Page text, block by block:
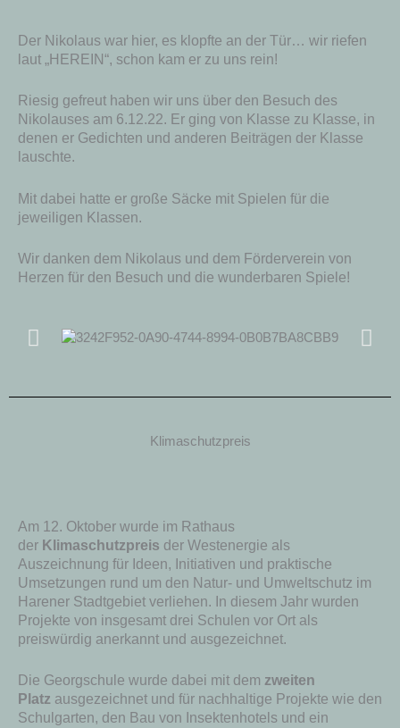
Der Nikolaus war hier, es klopfte an der Tür… wir riefen
laut „HEREIN“, schon kam er zu uns rein!
Riesig gefreut haben wir uns über den Besuch des
Nikolauses am 6.12.22. Er ging von Klasse zu Klasse, in
denen er Gedichten und anderen Beiträgen der Klasse
lauschte.
Mit dabei hatte er große Säcke mit Spielen für die
jeweiligen Klassen.
Wir danken dem Nikolaus und dem Förderverein von
Herzen für den Besuch und die wunderbaren Spiele!
Klimaschutzpreis
Am 12. Oktober wurde im Rathaus
der Klimaschutzpreis der Westenergie als
Auszeichnung für Ideen, Initiativen und praktische
Umsetzungen rund um den Natur- und Umweltschutz im
Harener Stadtgebiet verliehen. In diesem Jahr wurden
Projekte von insgesamt drei Schulen vor Ort als
preiswürdig anerkannt und ausgezeichnet.
Die Georgschule wurde dabei mit dem zweiten
Platz ausgezeichnet und für nachhaltige Projekte wie den
Schulgarten, den Bau von Insektenhotels und ein